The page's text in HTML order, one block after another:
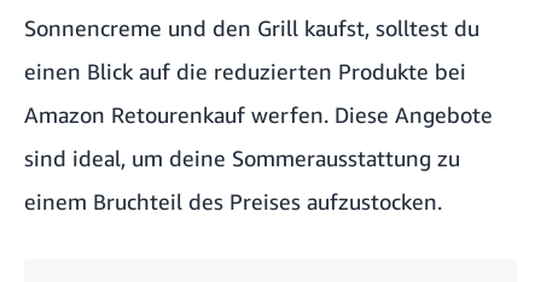
Sonnencreme und den Grill kaufst, solltest du
einen Blick auf die reduzierten Produkte bei
Amazon Retourenkauf werfen. Diese Angebote
sind ideal, um deine Sommerausstattung zu
einem Bruchteil des Preises aufzustocken.